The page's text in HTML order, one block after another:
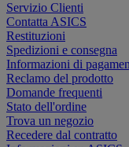
Servizio Clienti
Contatta ASICS
Restituzioni
Spedizioni e consegna
Informazioni di
Reclamo del prodotto
Domande frequenti
Stato dell'ordine
Trova un negozio
Recedere dal contratto